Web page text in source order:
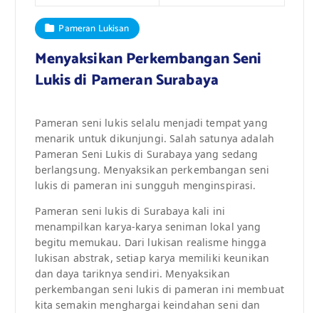
Pameran Lukisan
Menyaksikan Perkembangan Seni
Lukis di Pameran Surabaya
Pameran seni lukis selalu menjadi tempat yang
menarik untuk dikunjungi. Salah satunya adalah
Pameran Seni Lukis di Surabaya yang sedang
berlangsung. Menyaksikan perkembangan seni
lukis di pameran ini sungguh menginspirasi.
Pameran seni lukis di Surabaya kali ini
menampilkan karya-karya seniman lokal yang
begitu memukau. Dari lukisan realisme hingga
lukisan abstrak, setiap karya memiliki keunikan
dan daya tariknya sendiri. Menyaksikan
perkembangan seni lukis di pameran ini membuat
kita semakin menghargai keindahan seni dan